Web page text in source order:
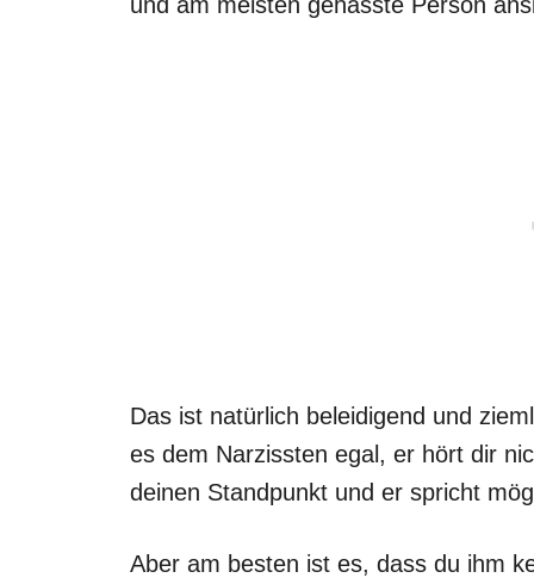
Das ist natürlich beleidigend und
es dem Narzissten egal, er hört dir
deinen Standpunkt und er spricht
Aber am besten ist es, dass du ihm